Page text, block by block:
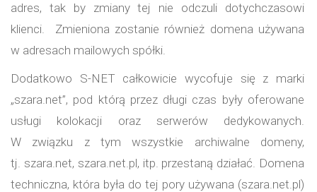
adres, tak by zmiany tej nie odczuli dotychczasowi
klienci. Zmieniona zostanie również domena używana
w adresach mailowych spółki.
Dodatkowo S-NET całkowicie wycofuje się z marki
„szara.net”, pod którą przez długi czas były oferowane
usługi kolokacji oraz serwerów dedykowanych.
W związku z tym wszystkie archiwalne domeny,
tj. szara.net, szara.net.pl, itp. przestaną działać. Domena
techniczna, która była do tej pory używana (szara.net.pl)